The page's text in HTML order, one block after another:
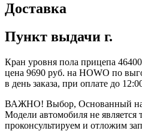
Доставка
Пункт выдачи г.
Кран уровня пола прицепа
цена 9690 руб. на HOWO по
в день заказа, при оплате до
ВАЖНО! Выбор, Основанный на
Модели автомобиля не
проконсультируем и отложим